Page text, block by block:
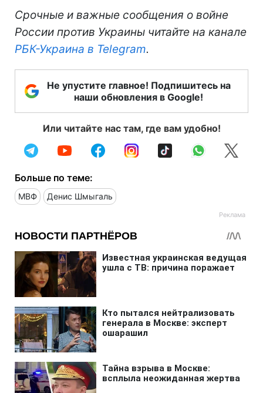
Срочные и важные сообщения о войне
России против Украины читайте на канале
РБК-Украина в Telegram.
Не упустите главное! Подпишитесь на
наши обновления в Google!
Или читайте нас там, где вам удобно!
Больше по теме:
МВФ Денис Шмыгаль